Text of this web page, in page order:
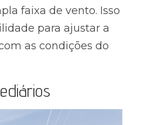
faixa de vento. Isso
para ajustar a
as condições do